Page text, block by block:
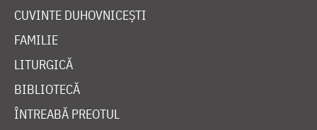
CUVINTE DUHOVNICEȘTI
FAMILIE
LITURGICĂ
BIBLIOTECĂ
ÎNTREABĂ PREOTUL